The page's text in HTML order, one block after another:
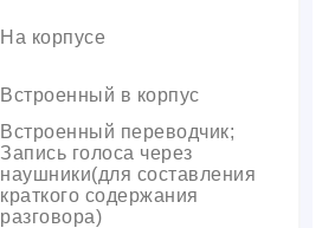
На корпусе
Встроенный в корпус
Встроенный переводчик;
Запись голоса через
наушники(для составления
краткого содержания
разговора)